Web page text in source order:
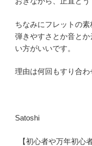
ちなみにフレットの素
弾きやすさとか音と
い方がいいです。
理由は何回もすり合
Satoshi
【初心者や万年初心